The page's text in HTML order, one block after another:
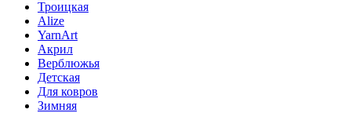
Троицкая
Alize
YarnArt
Акрил
Верблюжья
Детская
Для ковров
Зимняя